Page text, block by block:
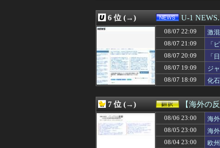
08/07 22:05
日本やドイツが連
08/07 22:05
【速報】
08/07 22:05
【エロ漫画】TS
【動画】ショー
08/07 22:05
【中古機価格230
08/07 22:05
【画像】鈴木奈
08/07 22:04
声聞くだけで大
08/07 22:03
中学時代に暴言
08/07 22:02
【画像】最近の
08/07 22:01
スマホで暇つぶし
08/07 22:01
【速報】睡眠時
08/07 22:01
海外の反応：任
08/07 22:01
【ウマ娘】ドン
08/07 22:00
【ラブライブ！
【ホロライブ】
6 位 (→) U-1 NEWS.
08/07 22:09
激
08/07 21:09
「
08/07 20:09
「
08/07 19:09
ジ
08/07 18:09
化
7 位 (→) 【海外の
08/06 23:00
海
08/05 23:00
海
08/04 23:00
欧